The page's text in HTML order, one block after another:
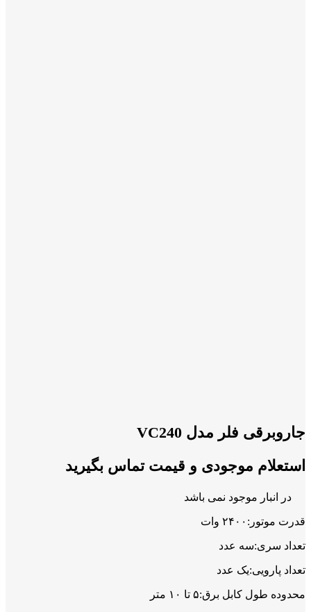
جاروبرقی فلر مدل VC240
استعلام موجودی و قیمت تماس بگیرید
در انبار موجود نمی باشد
قدرت موتور:۲۴۰۰ وات
تعداد سری:سه عدد
تعداد پارویی:یک عدد
محدوده طول کابل برق:۵ تا ۱۰ متر